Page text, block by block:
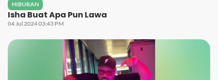
HIBURAN
Isha Buat Apa Pun Lawa
04 Jul 2024 03:43 PM